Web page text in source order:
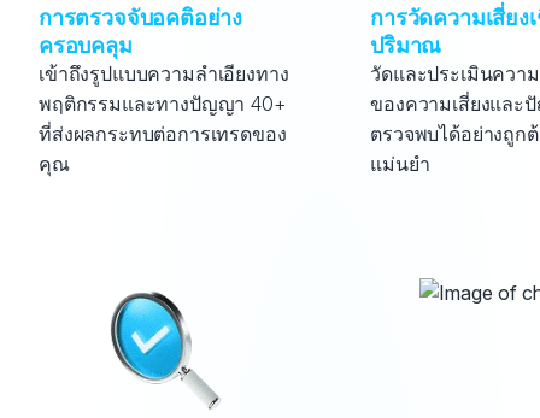
การตรวจจับอคติอย่าง
ครอบคลุม
เข้าถึงรูปแบบความลำเอียงทาง
พฤติกรรมและทางปัญญา 40+
ที่ส่งผลกระทบต่อการเทรดของ
คุณ
การวัดความเสี่ยง
ปริมาณ
วัดและประเมินควา
ของความเสี่ยงและ
ตรวจพบได้อย่างถูก
แม่นยำ